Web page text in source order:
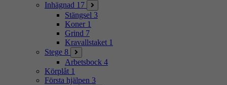
Inhägnad 17
Stängsel 3
Koner 1
Grind 7
Kravallstaket 1
Stege 8
Arbetsbock 4
Körplåt 1
Första hjälpen 3